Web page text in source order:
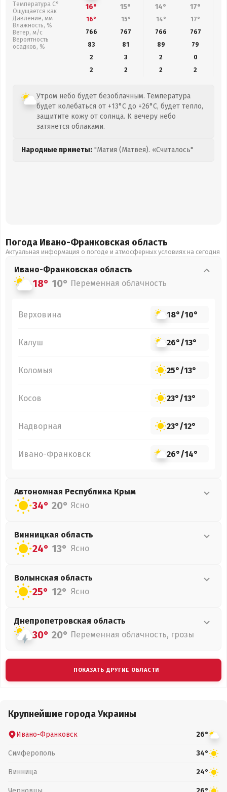
Температура С°
Ощущается как
Давление, мм
Влажность, %
Ветер, м/с
Вероятность
осадков, %
16° 15° 14° 17°
16° 15° 14° 17°
766
767 766 767
83
81 89 79
2
3 2
0
2
2 2 2
Утром небо будет безоблачным. Температура
будет колебаться от +13°C до +26°C, будет тепло,
защитите кожу от солнца. К вечеру небо
затянется облаками.
Народные приметы: "Матия (Матвея). «Считалось"
Погода Ивано-Франковская область
Актуальная информация о погоде и атмосферных условиях на сегодня
Ивано-Франковская область
18° 10° Переменная облачность
Верховина 18°/10°
Калуш 26°/13°
Коломыя 25°/13°
Косов 23°/13°
Надворная 23°/12°
Ивано-Франковск 26°/14°
Автономная Республика Крым
34° 20° Ясно
Винницкая область
24° 13° Ясно
Волынская область
25° 12° Ясно
Днепропетровская область
30° 20° Переменная облачность, грозы
ПОКАЗАТЬ ДРУГИЕ ОБЛАСТИ
Крупнейшие города Украины
Ивано-Франковск 26°
Симферополь 34°
Винница 24°